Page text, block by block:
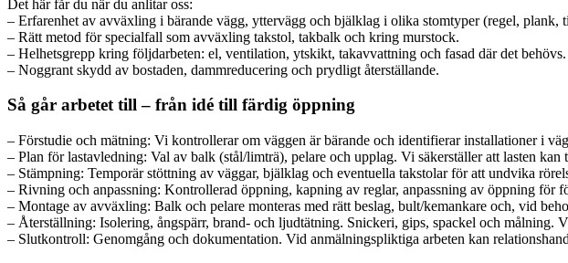
Det här får du när du anlitar oss:
– Erfarenhet av avväxling i bärande vägg, yttervägg och bjälklag i olika stomtyper (regel, plank,
– Rätt metod för specialfall som avväxling takstol, takbalk och kring murstock.
– Helhetsgrepp kring följdarbeten: el, ventilation, ytskikt, takavvattning och fasad där det behövs.
– Noggrant skydd av bostaden, dammreducering och prydligt återställande.
Så går arbetet till – från idé till färdig öppning
– Förstudie och mätning: Vi kontrollerar om väggen är bärande och identifierar installationer i
– Plan för lastavledning: Val av balk (stål/limträ), pelare och upplag. Vi säkerställer att lasten kan
– Stämpning: Temporär stöttning av väggar, bjälklag och eventuella takstolar för att undvika
– Rivning och anpassning: Kontrollerad öppning, kapning av reglar, anpassning av öppning för
– Montage av avväxling: Balk och pelare monteras med rätt beslag, bult/kemankare och, vid
– Återställning: Isolering, ångspärr, brand- och ljudtätning. Snickeri, gips, spackel och målning.
– Slutkontroll: Genomgång och dokumentation. Vid anmälningspliktiga arbeten kan